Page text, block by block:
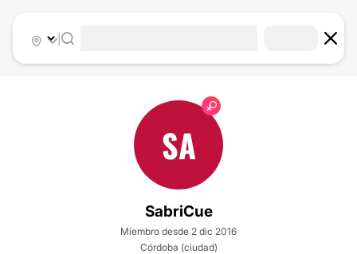
|
SA
SabriCue
Miembro desde 2 dic 2016
Córdoba (ciudad)